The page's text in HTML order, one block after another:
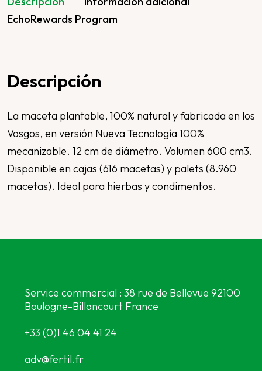
EchoRewards Program
Descripción
La maceta plantable, 100% natural y fabricada en los
Vosgos, en versión Nueva Tecnología 100%
mecanizable. 12 cm de diámetro. Volumen 600 cm3.
Disponible en cajas (616 macetas) y palets (8.960
macetas). Ideal para hierbas y condimentos.
Service commercial : 38 rue de Bellevue 92100
Boulogne-Billancourt France
+33 (0)1 46 04 41 24
adv@fertil.fr